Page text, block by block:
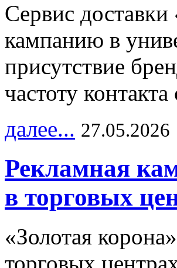
Сервис
кампанию в
присутствие
частоту
далее... 27.05.2026
Рекламная
в торговых
«Золотая